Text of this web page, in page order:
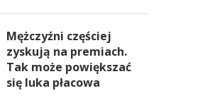
Mężczyźni częściej
zyskują na premiach.
Tak może powiększać
się luka płacowa